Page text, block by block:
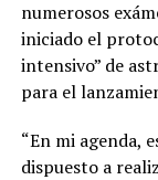
numerosos
iniciado el
intensivo” de
para el
“En mi agenda,
dispuesto a